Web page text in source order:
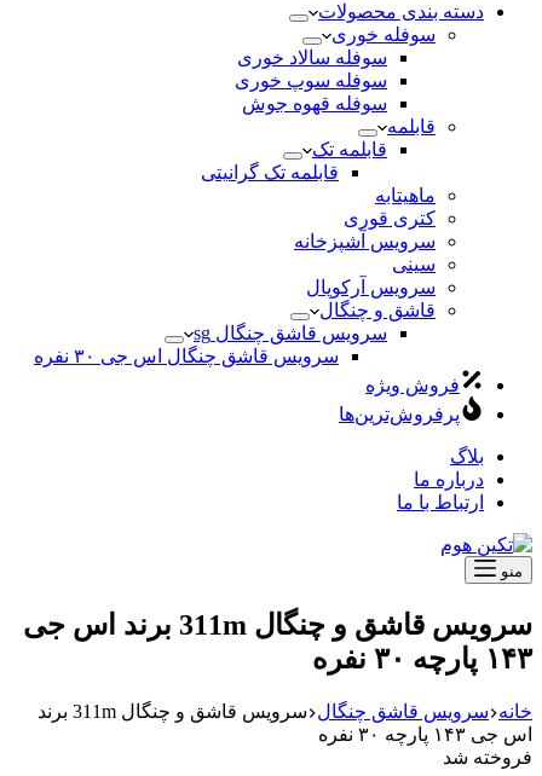
دسته بندی محصولات
سوفله خوری
سوفله سالاد خوری
سوفله سوپ خوری
سوفله قهوه جوش
قابلمه
قابلمه تک
قابلمه تک گرانیتی
ماهیتابه
کتری قوری
سرویس آشپزخانه
سینی
سرویس آرکوپال
قاشق و چنگال
سرویس قاشق چنگال sg
سرویس قاشق چنگال اس جی ۳۰ نفره
فروش ویژه
پرفروش‌ترین‌ها
بلاگ
درباره ما
ارتباط با ما
منو
سرویس قاشق و چنگال 311m برند اس جی
۱۴۳ پارچه ۳۰ نفره
خانه سرویس قاشق چنگال
سرویس قاشق و چنگال 311m برند
اس جی ۱۴۳ پارچه ۳۰ نفره
فروخته شد